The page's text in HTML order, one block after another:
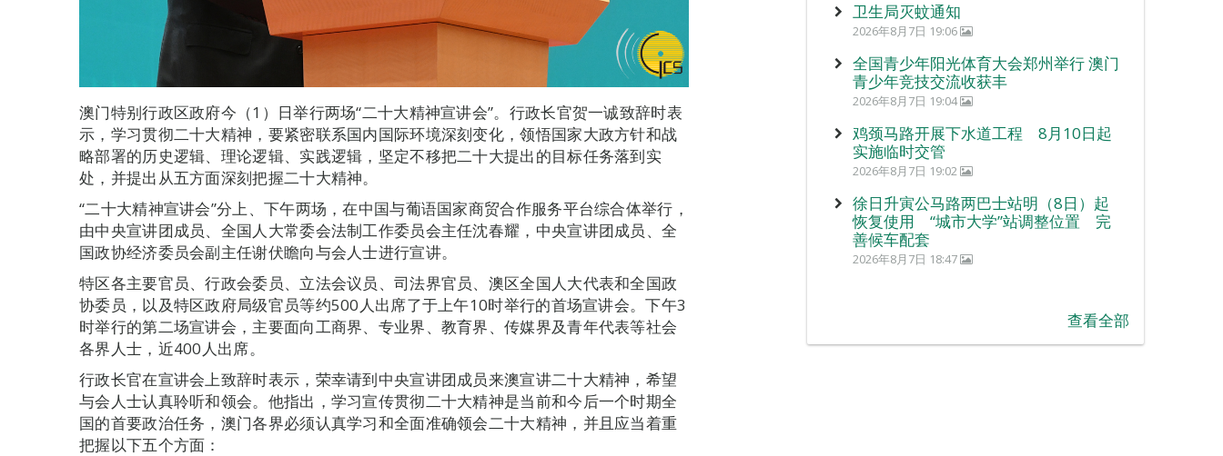
澳门特别行政区政府今（1）日举行两场“二十大精神宣讲会”。行政长官贺一诚致辞时表
示，学习贯彻二十大精神，要紧密联系国内国际环境深刻变化，领悟国家大政方针和战
略部署的历史逻辑、理论逻辑、实践逻辑，坚定不移把二十大提出的目标任务落到实
处，并提出从五方面深刻把握二十大精神。
“二十大精神宣讲会”分上、下午两场，在中国与葡语国家商贸合作服务平台综合体举行，
由中央宣讲团成员、全国人大常委会法制工作委员会主任沈春耀，中央宣讲团成员、全
国政协经济委员会副主任谢伏瞻向与会人士进行宣讲。
特区各主要官员、行政会委员、立法会议员、司法界官员、澳区全国人大代表和全国政
协委员，以及特区政府局级官员等约500人出席了于上午10时举行的首场宣讲会。下午3
时举行的第二场宣讲会，主要面向工商界、专业界、教育界、传媒界及青年代表等社会
各界人士，近400人出席。
行政长官在宣讲会上致辞时表示，荣幸请到中央宣讲团成员来澳宣讲二十大精神，希望
与会人士认真聆听和领会。他指出，学习宣传贯彻二十大精神是当前和今后一个时期全
国的首要政治任务，澳门各界必须认真学习和全面准确领会二十大精神，并且应当着重
把握以下五个方面：
卫生局灭蚊通知
2026年8月7日 19:06
全国青少年阳光体育大会郑州举行 澳门
青少年竞技交流收获丰
2026年8月7日 19:04
鸡颈马路开展下水道工程 8月10日起
实施临时交管
2026年8月7日 19:02
徐日升寅公马路两巴士站明（8日）起
恢复使用 “城市大学”站调整位置 完
善候车配套
2026年8月7日 18:47
查看全部